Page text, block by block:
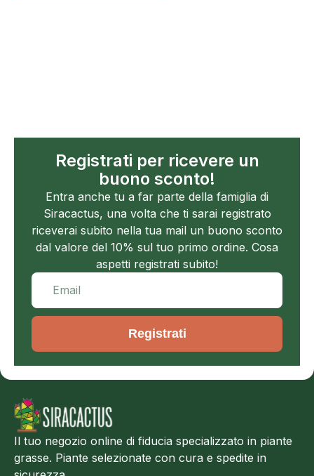
Registrati per ricevere un
buono sconto!
Entra anche tu a far parte della famiglia di
Siracactus, una volta che ti sarai registrato
riceverai subito nella tua mail un buono sconto
dal valore del 10% sul tuo primo ordine. Cosa
aspetti registrati subito!
Registrati
Il tuo negozio online di fiducia specializzato in piante
grasse. Piante selezionate con cura e spedite in